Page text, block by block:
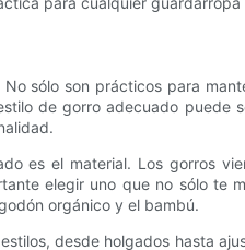
sólo son prácticos para
de gorro adecuado puede
es el material. Los gorros
elegir uno que no sólo te
orgánico y el bambú.
desde holgados hasta